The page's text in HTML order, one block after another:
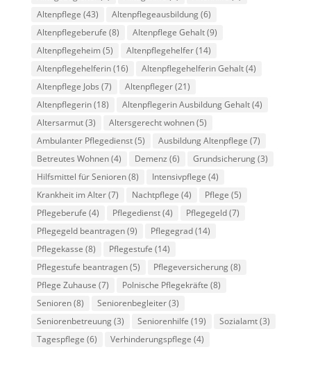
Altenpflege (43) Altenpflegeausbildung(6)
Altenpflegeberufe (8) Altenpflege Gehalt(9)
Altenpflegeheim(5) Altenpflegehelfer(14)
Altenpflegehelferin(16) Altenpflegehelferin Gehalt(4)
Altenpflege Jobs (7) Altenpfleger(21)
Altenpflegerin(18) Altenpflegerin Ausbildung Gehalt(4)
Altersarmut(3) Altersgerecht wohnen(5)
Ambulanter Pflegedienst(5) Ausbildung Altenpflege (7)
Betreutes Wohnen(4) Demenz (6) Grundsicherung(3)
Hilfsmittel für Senioren(8) Intensivpflege (4)
Krankheit im Alter(7) Nachtpflege (4) Pflege (5)
Pflegeberufe (4) Pflegedienst(4) Pflegegeld(7)
Pflegegeld beantragen(9) Pflegegrad(14)
Pflegekasse (8) Pflegestufe (14)
Pflegestufe beantragen(5) Pflegeversicherung(8)
Pflege Zuhause (7) Polnische Pflegekräfte (8)
Senioren(8) Seniorenbegleiter(3)
Seniorenbetreuung(3) Seniorenhilfe (19) Sozialamt(3)
Tagespflege (6) Verhinderungspflege (4)